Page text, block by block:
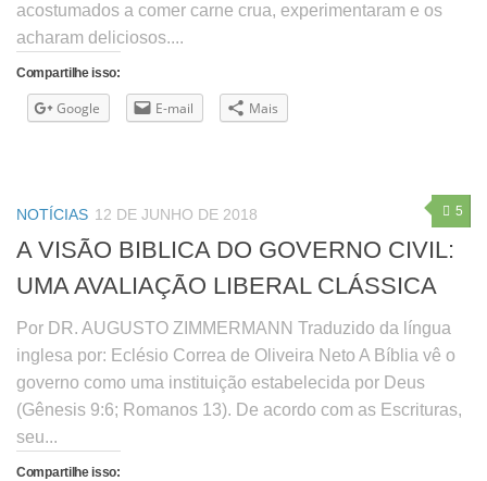
acostumados a comer carne crua, experimentaram e os
acharam deliciosos....
Compartilhe isso:
Google E-mail Mais
5
NOTÍCIAS 12 DE JUNHO DE 2018
A VISÃO BIBLICA DO GOVERNO CIVIL:
UMA AVALIAÇÃO LIBERAL CLÁSSICA
Por DR. AUGUSTO ZIMMERMANN Traduzido da língua
inglesa por: Eclésio Correa de Oliveira Neto A Bíblia vê o
governo como uma instituição estabelecida por Deus
(Gênesis 9:6; Romanos 13). De acordo com as Escrituras,
seu...
Compartilhe isso: